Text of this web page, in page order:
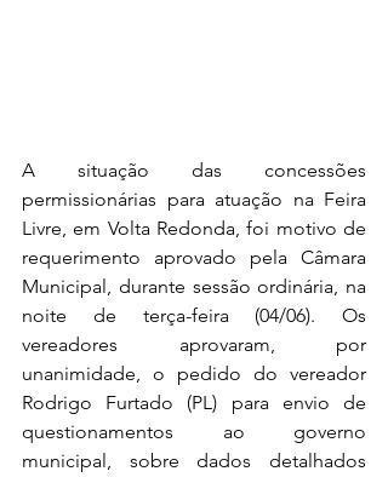
A situação das concessões
permissionárias para atuação na Feira
Livre, em Volta Redonda, foi motivo de
requerimento aprovado pela Câmara
Municipal, durante sessão ordinária, na
noite de terça-feira (04/06). Os
vereadores aprovaram, por
unanimidade, o pedido do vereador
Rodrigo Furtado (PL) para envio de
questionamentos ao governo
municipal, sobre dados detalhados